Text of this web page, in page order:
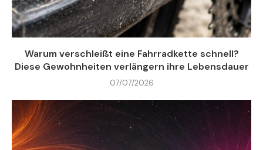
Warum verschleißt eine Fahrradkette schnell?
Diese Gewohnheiten verlängern ihre Lebensdauer
07/07/2026